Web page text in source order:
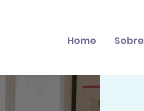
Home